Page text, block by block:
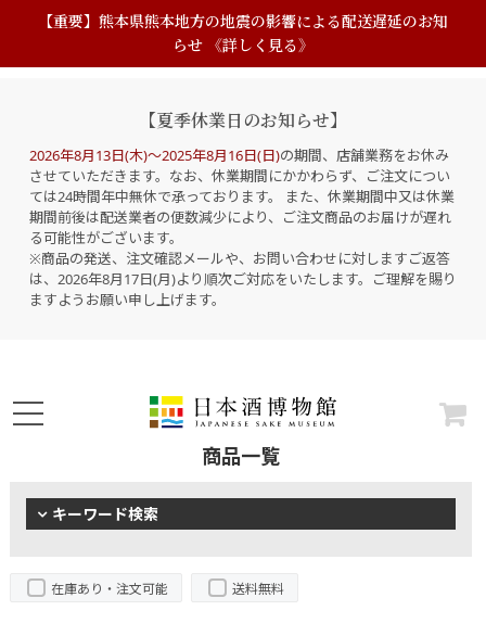
【重要】熊本県熊本地方の地震の影響による配送遅延のお知
らせ 《詳しく見る》
【夏季休業日のお知らせ】
2026年8月13日(木)～2025年8月16日(日)の期間、店舗業務をお休み
させていただきます。なお、休業期間にかかわらず、ご注文につい
ては24時間年中無休で承っております。 また、休業期間中又は休業
期間前後は配送業者の便数減少により、ご注文商品のお届けが遅れ
る可能性がございます。
※商品の発送、注文確認メールや、お問い合わせに対しますご返答
は、2026年8月17日(月)より順次ご対応をいたします。ご理解を賜り
ますようお願い申し上げます。
商品一覧
キーワード検索
在庫あり・注文可能 送料無料